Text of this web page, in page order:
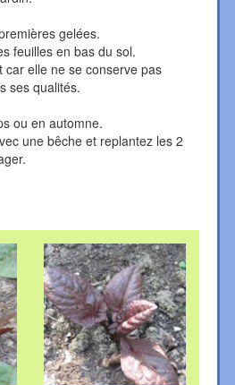
gelées.
feuilles en bas du sol.
car elle ne se conserve pas
ses qualités.
ou en automne.
une bêche et replantez les 2